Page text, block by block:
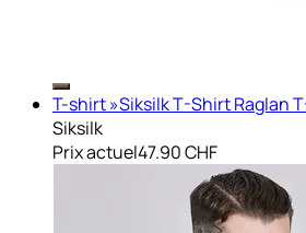
T-shirt »Siksilk T-Shirt Raglan
Siksilk
Prix actuel47.90 CHF